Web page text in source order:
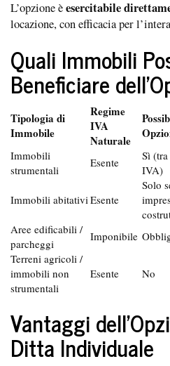
L’opzione èesercitabile
locazione, con efficacia per
Quali Immobili
Beneficiare
Tipologia di
Immobile
Regime
IVA
Naturale
Immobili
strumentali
Esente
Sì
IVA)
Immobili abitativi Esente
Solo
Aree edificabili /
parcheggi
Imponibile
Terreni agricoli /
immobili non
strumentali
Esente No
Vantaggi
Ditta Individuale